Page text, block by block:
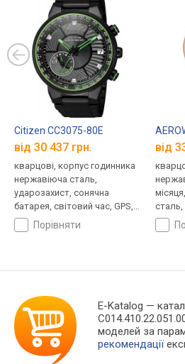
Citizen CC3075-80E
від 30 437 грн.
кварцові, корпус годинника
нержавіюча сталь,
ударозахист, сонячна
батарея, світовий час, GPS,
ремінець: браслет сталь, WR
100, Японія
порівняти
від
сталь,
E-Katalog —
моделей за
рекомендації